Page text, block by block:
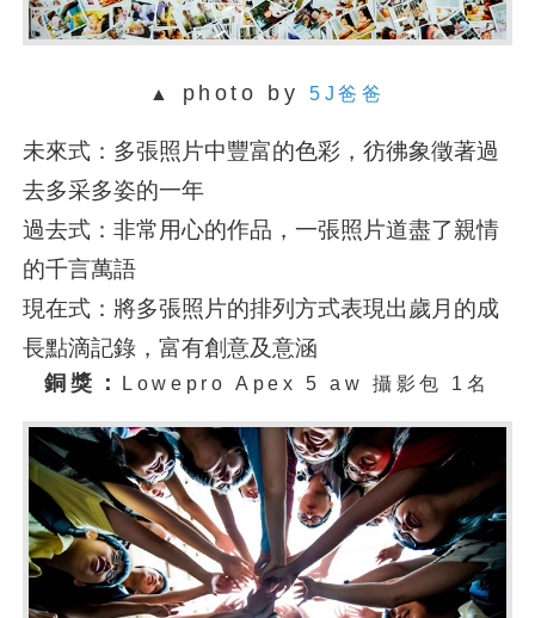
▲ photo by5J爸爸
未來式：多張照片中豐富的色彩，彷彿象徵著過
去多采多姿的一年
過去式：非常用心的作品，一張照片道盡了親情
的千言萬語
現在式：將多張照片的排列方式表現出歲月的成
長點滴記錄，富有創意及意涵
銅獎： Lowepro Apex 5 aw 攝影包 1名